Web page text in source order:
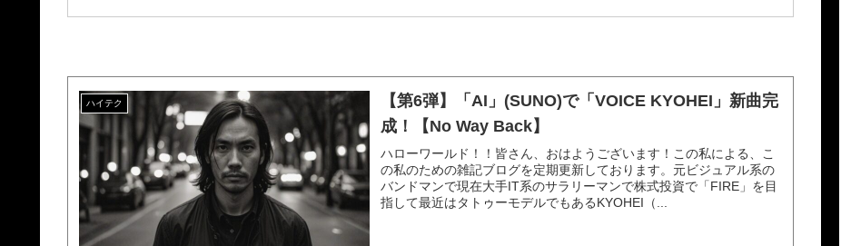
ハイテク
【第6弾】「AI」(SUNO)で「VOICE KYOHEI」新曲完
成！【No Way Back】
ハローワールド！！皆さん、おはようございます！この私による、こ
の私のための雑記ブログを定期更新しております。元ビジュアル系の
バンドマンで現在大手IT系のサラリーマンで株式投資で「FIRE」を目
指して最近はタトゥーモデルでもあるKYOHEI（...